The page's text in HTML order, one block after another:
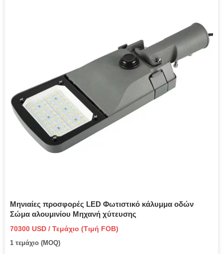
Μηνιαίες προσφορές LED Φωτιστικό κάλυμμα οδών
Σώμα αλουμινίου Μηχανή χύτευσης
70300 USD / Τεμάχιο (Τιμή FOB)
1 τεμάχιο (MOQ)